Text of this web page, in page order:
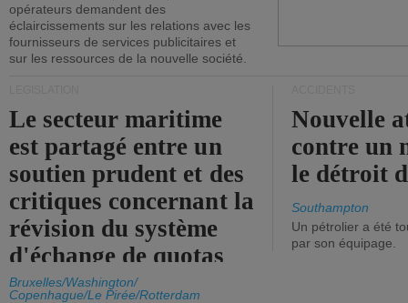
opérateurs demandent des
éclaircissements sur les relations avec les
fournisseurs de services publicitaires et
sur les ressources de la nouvelle société.
Le secteur maritime
est partagé entre un
soutien prudent et des
critiques concernant la
révision du système
d'échange de quotas
d'émission de l'UE.
Bruxelles/Washington/
Copenhague/Le Pirée/Rotterdam
Nouvelle
contre un
le détroit
Southampton
Un pétrolier a été
par son équipage.